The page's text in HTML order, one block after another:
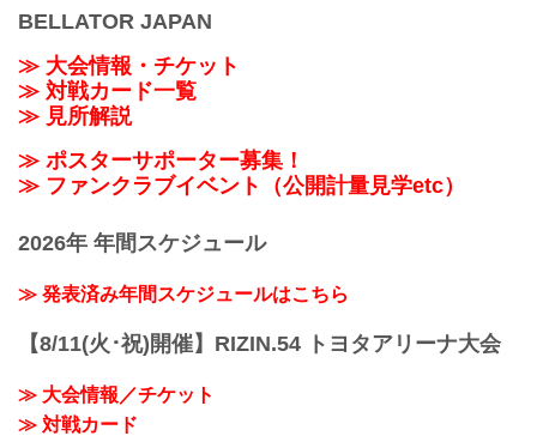
BELLATOR JAPAN
≫ 大会情報・チケット
≫ 対戦カード一覧
≫ 見所解説
≫ ポスターサポーター募集！
≫ ファンクラブイベント（公開計量見学etc）
2026年 年間スケジュール
≫ 発表済み年間スケジュールはこちら
【8/11(火･祝)開催】RIZIN.54 トヨタアリーナ大会
≫ 大会情報／チケット
≫ 対戦カード